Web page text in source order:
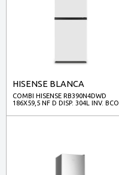
HISENSE BLANCA
COMBI HISENSE RB390N4DWD
186X59,5 NF D DISP. 304L INV. BCO